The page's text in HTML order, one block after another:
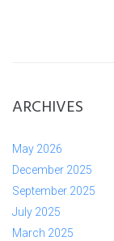
ARCHIVES
May 2026
December 2025
September 2025
July 2025
March 2025